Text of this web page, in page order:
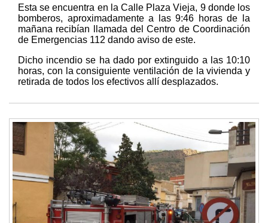
Esta se encuentra en la Calle Plaza Vieja, 9 donde los
bomberos, aproximadamente a las 9:46 horas de la
mañana recibían llamada del Centro de Coordinación
de Emergencias 112 dando aviso de este.
Dicho incendio se ha dado por extinguido a las 10:10
horas, con la consiguiente ventilación de la vivienda y
retirada de todos los efectivos allí desplazados.